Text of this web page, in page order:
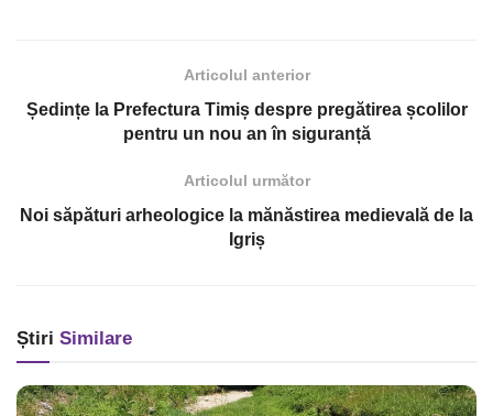
Articolul anterior
Ședințe la Prefectura Timiș despre pregătirea școlilor
pentru un nou an în siguranță
Articolul următor
Noi săpături arheologice la mănăstirea medievală de la
Igriș
Știri Similare